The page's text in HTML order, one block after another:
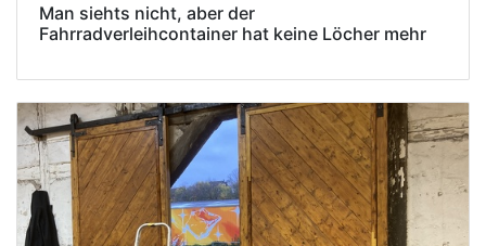
Man siehts nicht, aber der
Fahrradverleihcontainer hat keine Löcher mehr